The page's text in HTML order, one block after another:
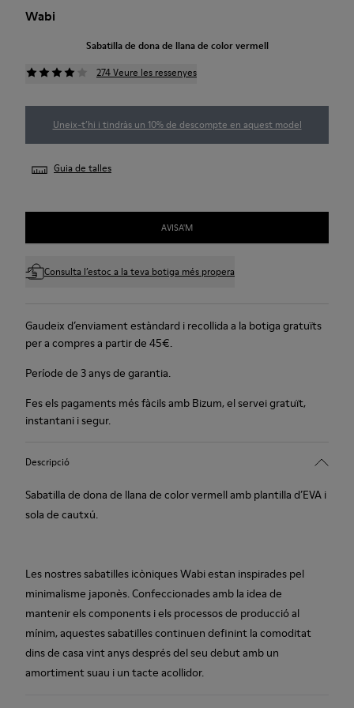
Wabi
Sabatilla de dona de llana de color vermell
274 Veure les ressenyes
Uneix-t’hi i tindràs un 10% de descompte en aquest model
Guia de talles
AVISA'M
Consulta l’estoc a la teva botiga més propera
Gaudeix d’enviament estàndard i recollida a la botiga gratuïts
per a compres a partir de 45€.
Període de 3 anys de garantia.
Fes els pagaments més fàcils amb Bizum, el servei gratuït,
instantani i segur.
Descripció
Sabatilla de dona de llana de color vermell amb plantilla d’EVA i
sola de cautxú.
Les nostres sabatilles icòniques Wabi estan inspirades pel
minimalisme japonès. Confeccionades amb la idea de
mantenir els components i els processos de producció al
mínim, aquestes sabatilles continuen definint la comoditat
dins de casa vint anys després del seu debut amb un
amortiment suau i un tacte acollidor.